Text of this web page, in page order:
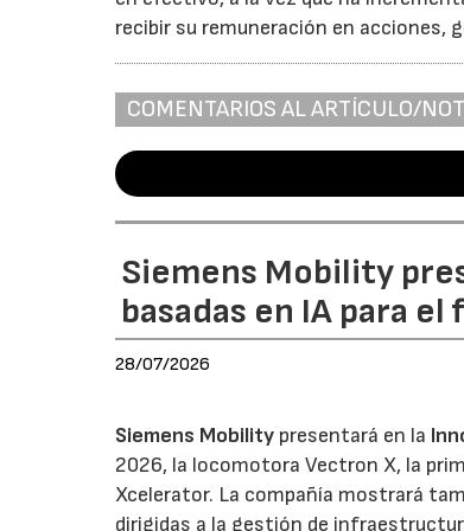
recibir su remuneración en acciones,
COMENTARIOS AL ARTÍCULO/
Siemens Mobility
basadas en IA para
28/07/2026
Siemens Mobility presentará en la
2026, la locomotora Vectron X, la
Xcelerator. La compañía mostrará
dirigidas a la gestión de